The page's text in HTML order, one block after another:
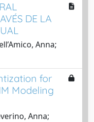
DE LA
Anna;
for
Modeling
Anna;